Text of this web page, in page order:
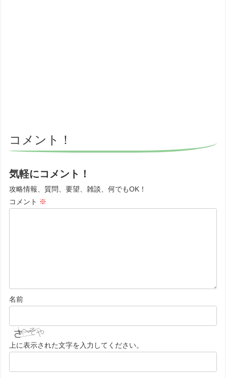
コメント！
気軽にコメント！
攻略情報、質問、要望、雑談、何でもOK！
コメント ※
名前
上に表示された文字を入力してください。